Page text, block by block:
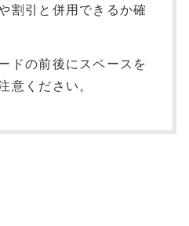
割引と併用できるか確
ドの前後にスペースを
意ください。